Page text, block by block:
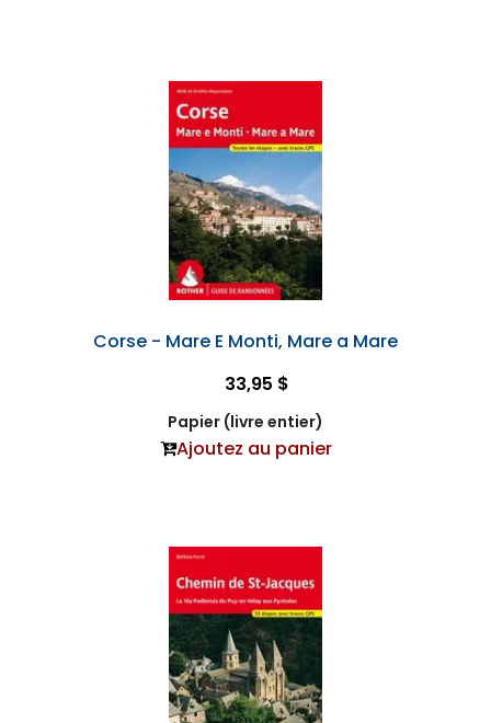
Corse - Mare E Monti, Mare a Mare
33,95 $
Papier (livre entier)
Ajoutez au panier